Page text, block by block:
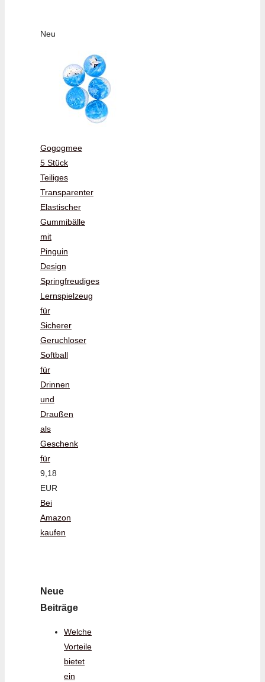
Neu
Gogogmee
5 Stück
Teiliges
Transparenter
Elastischer
Gummibälle
mit
Pinguin
Design
Springfreudiges
Lernspielzeug
für
Sicherer
Geruchloser
Softball
für
Drinnen
und
Draußen
als
Geschenk
für
9,18
EUR
Bei
Amazon
kaufen
Neue
Beiträge
Welche
Vorteile
bietet
ein